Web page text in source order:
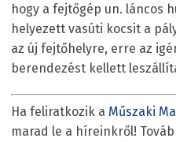
hogy a fejtőgép un. láncos
helyezett vasúti kocsit a
az új fejtőhelyre, erre az
berendezést kellett
Ha feliratkozik a Műszaki
marad le a híreinkről!